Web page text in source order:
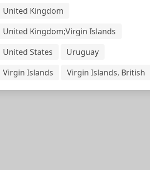
United Kingdom
United Kingdom;Virgin Islands
United States
Uruguay
Virgin Islands
Virgin Islands, British